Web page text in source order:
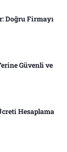
Doğru Firmayı
Güvenli ve
Hesaplama